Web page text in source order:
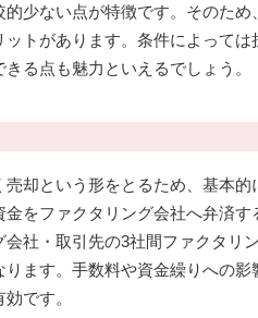
少ない点が特徴です。そのた
トがあります。条件によって
る点も魅力といえるでしょう。
却という形をとるため、基本
金をファクタリング会社へ弁済
社・取引先の3社間ファクタリ
ます。手数料や資金繰りへの
です。